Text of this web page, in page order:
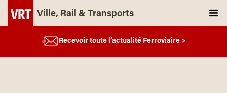
Ville, Rail & Transports
Recevoir toute l’actualité Ferroviaire >